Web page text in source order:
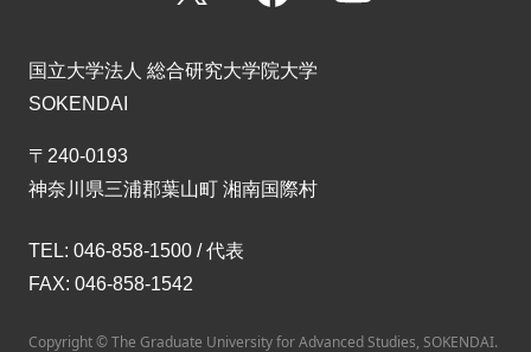
国立大学法人 総合研究大学院大学
SOKENDAI
〒240-0193
神奈川県三浦郡葉山町 湘南国際村
TEL: 046-858-1500 / 代表
FAX: 046-858-1542
Copyright © The Graduate University for Advanced Studies, SOKENDAI.